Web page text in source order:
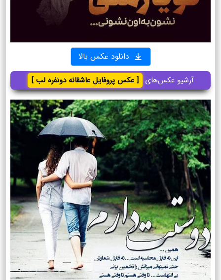
دانلود عکس بالا
آرشیو عکس‌های [ عکس پروفایل عاشقانه دونفره لب ]